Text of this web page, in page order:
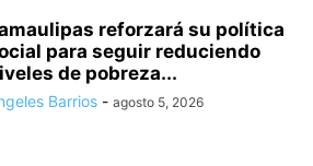
reforzará su política
para seguir reduciendo
de pobreza...
Barrios - agosto 5, 2026